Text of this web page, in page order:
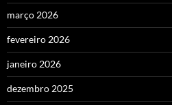
março 2026
fevereiro 2026
janeiro 2026
dezembro 2025